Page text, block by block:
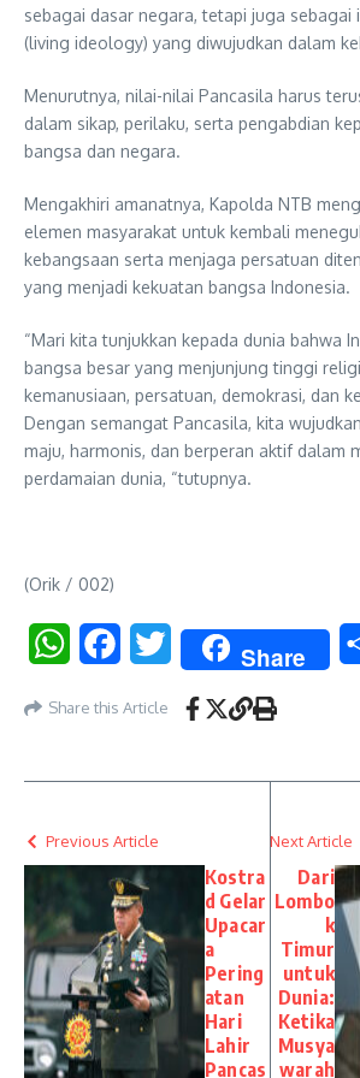
sebagai dasar negara, tetapi juga sebagai
(living ideology) yang diwujudkan dalam
Menurutnya, nilai-nilai Pancasila harus
dalam sikap, perilaku, serta pengabdian
bangsa dan negara.
Mengakhiri amanatnya, Kapolda NTB
elemen masyarakat untuk kembali
kebangsaan serta menjaga persatuan
yang menjadi kekuatan bangsa Indonesia.
“Mari kita tunjukkan kepada dunia bahwa
bangsa besar yang menjunjung tinggi
kemanusiaan, persatuan, demokrasi, dan
Dengan semangat Pancasila, kita
maju, harmonis, dan berperan aktif dalam
perdamaian dunia, “tutupnya.
(Orik / 002)
WhatsAppFacebookTwitter Share
Share this Article
Previous Article
Kostra
d Gelar
Upacar
a
Pering
atan
Hari
Lahir
Pancas
Next Article
Dari
Lombo
k
Timur
untuk
Dunia:
Ketika
Musya
warah